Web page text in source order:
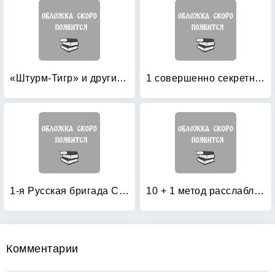
«Штурм-Тигр» и другие штурмовые танки (+ модель) 1 совершенно секретная таблетка от страха
1-я Русская бригада СС «Дружина» 10 + 1 метод расслабления
Комментарии